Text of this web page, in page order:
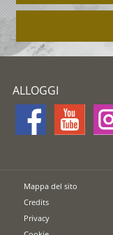
ALLOGGI
Mappa del sito
Credits
Privacy